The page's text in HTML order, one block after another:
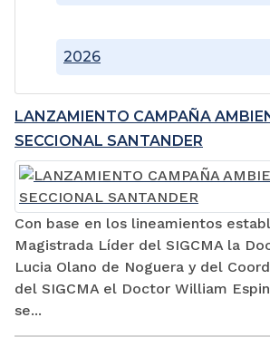
2026
LANZAMIENTO CAMPAÑA
SECCIONAL SANTANDER
Con base en los lineamientos
Magistrada Líder del SIGCMA la
Lucia Olano de Noguera y del
del SIGCMA el Doctor William
se...